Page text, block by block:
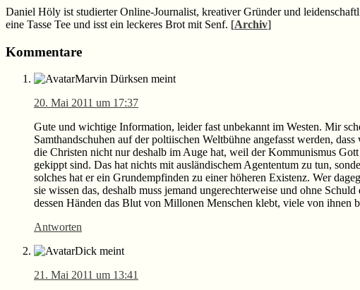
Daniel Höly ist studierter Online-Journalist, kreativer Gründer und
eine Tasse Tee und isst ein leckeres Brot mit Senf. [Archiv]
Leser-
Interaktionen
Kommentare
Marvin Dürksen meint
20. Mai 2011 um 17:37
Gute und wichtige Information, leider fast unbekannt im Westen. Mir
Samthandschuhen auf der poltiischen Weltbühne angefasst werden,
die Christen nicht nur deshalb im Auge hat, weil der Kommunismus
gekippt sind. Das hat nichts mit ausländischem Agententum zu tun,
solches hat er ein Grundempfinden zu einer höheren Existenz. Wer
sie wissen das, deshalb muss jemand ungerechterweise und ohne
dessen Händen das Blut von Millonen Menschen klebt, viele von ihnen
Antworten
Dick meint
21. Mai 2011 um 13:41